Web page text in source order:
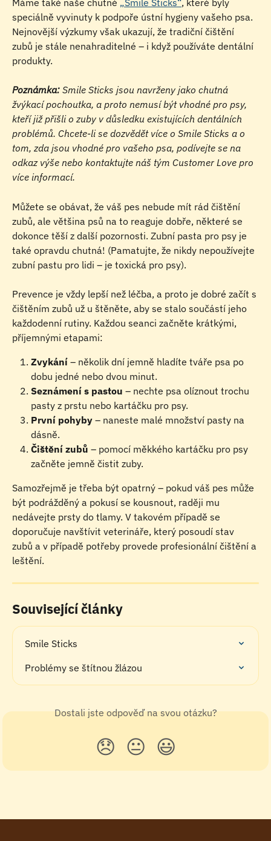
Máme také naše chutné „Smile Sticks“, které byly
speciálně vyvinuty k podpoře ústní hygieny vašeho psa.
Nejnovější výzkumy však ukazují, že tradiční čištění
zubů je stále nenahraditelné – i když používáte dentální
produkty.
Poznámka: Smile Sticks jsou navrženy jako chutná
žvýkací pochoutka, a proto nemusí být vhodné pro psy,
kteří již přišli o zuby v důsledku existujících dentálních
problémů. Chcete‑li se dozvědět více o Smile Sticks a o
tom, zda jsou vhodné pro vašeho psa, podívejte se na
odkaz výše nebo kontaktujte náš tým Customer Love pro
více informací.
Můžete se obávat, že váš pes nebude mít rád čištění
zubů, ale většina psů na to reaguje dobře, některé se
dokonce těší z další pozornosti. Zubní pasta pro psy je
také opravdu chutná! (Pamatujte, že nikdy nepoužívejte
zubní pastu pro lidi – je toxická pro psy).
Prevence je vždy lepší než léčba, a proto je dobré začít s
čištěním zubů už u štěněte, aby se stalo součástí jeho
každodenní rutiny. Každou seanci začněte krátkými,
příjemnými etapami:
Zvykání – několik dní jemně hladíte tváře psa po
dobu jedné nebo dvou minut.
Seznámení s pastou – nechte psa olíznout trochu
pasty z prstu nebo kartáčku pro psy.
První pohyby – naneste malé množství pasty na
dásně.
Čištění zubů – pomocí měkkého kartáčku pro psy
začněte jemně čistit zuby.
Samozřejmě je třeba být opatrný – pokud váš pes může
být podrážděný a pokusí se kousnout, raději mu
nedávejte prsty do tlamy. V takovém případě se
doporučuje navštívit veterináře, který posoudí stav
zubů a v případě potřeby provede profesionální čištění a
leštění.
Související články
Smile Sticks
Problémy se štítnou žlázou
Dostali jste odpověď na svou otázku?
😞 😐 😃